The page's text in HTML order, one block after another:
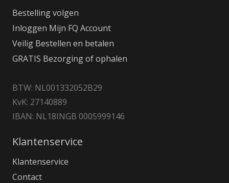
Bestelling volgen
Inloggen Mijn FQ Account
Veilig Bestellen en betalen
GRATIS Bezorging of ophalen
BTW: NL001332052B29
KvK: 27140889
IBAN: NL18INGB 0005999146
Klantenservice
Klantenservice
Contact